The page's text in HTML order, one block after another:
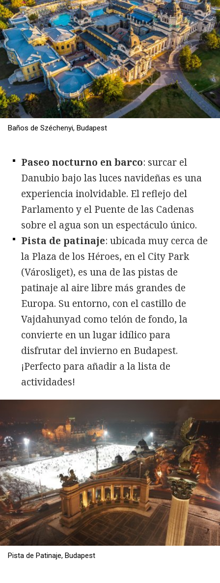
Baños de Széchenyi, Budapest
Paseo nocturno en barco: surcar el
Danubio bajo las luces navideñas es una
experiencia inolvidable. El reflejo del
Parlamento y el Puente de las Cadenas
sobre el agua son un espectáculo único.
Pista de patinaje: ubicada muy cerca de
la Plaza de los Héroes, en el City Park
(Városliget), es una de las pistas de
patinaje al aire libre más grandes de
Europa. Su entorno, con el castillo de
Vajdahunyad como telón de fondo, la
convierte en un lugar idílico para
disfrutar del invierno en Budapest.
¡Perfecto para añadir a la lista de
actividades!
Pista de Patinaje, Budapest